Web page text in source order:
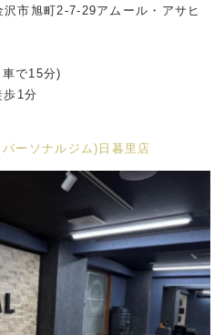
市旭町2-7-29アムール・アサヒ
で15分)
1分
ーソナルジム)日暮里店